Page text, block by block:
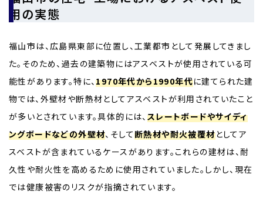
用の実態
福山市は、広島県東部に位置し、工業都市として発展してきまし
た。そのため、過去の建築物にはアスベストが使用されている可
能性があります。特に、1970年代から1990年代に建てられた建
物では、外壁材や断熱材としてアスベストが利用されていたこと
が多いとされています。具体的には、 スレートボードやサイディ
ングボードなどの外壁材、そして断熱材や耐火被覆材としてア
スベストが含まれているケースがあります。これらの建材は、耐
久性や耐火性を高めるために使用されていました。しかし、現在
では健康被害のリスクが指摘されています。